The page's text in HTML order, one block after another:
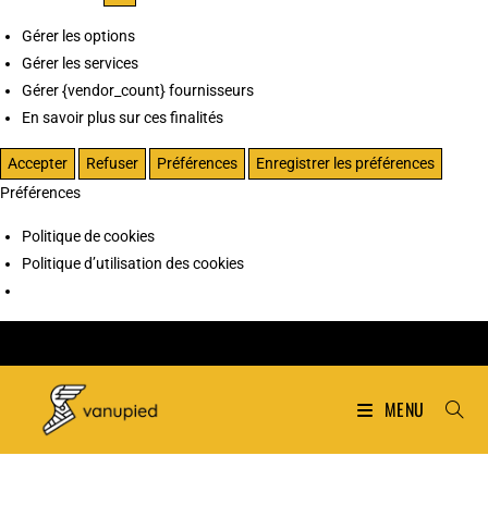
Gérer les options
Gérer les services
Gérer {vendor_count} fournisseurs
En savoir plus sur ces finalités
Accepter Refuser Préférences
Enregistrer les préférences
Préférences
Politique de cookies
Politique d’utilisation des cookies
MENU